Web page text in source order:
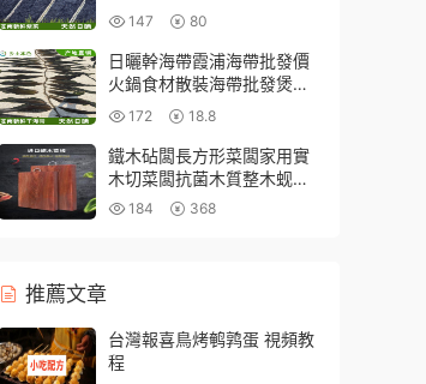
散裝福建特産
147 80
日曬幹海帶霞浦海帶批發價
火鍋食材散裝海帶批發煲湯
無沙新貨海帶
172 18.8
鐵木砧闆長方形菜闆家用實
木切菜闆抗菌木質整木蚬木
案闆面闆粘闆
184 368
推薦文章
台灣報喜鳥烤鹌鹑蛋 視頻教
程